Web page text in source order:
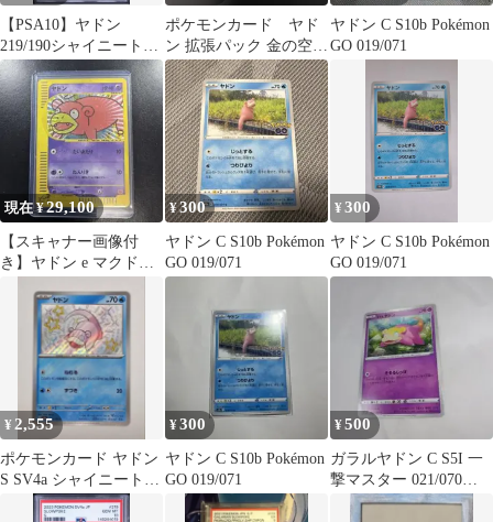
【PSA10】ヤドン
219/190シャイニートレ
ジャーex S 色違い
ポケモンカード ヤド
ン 拡張パック 金の空、
銀の海 040/106 8s
ヤドン C S10b Pokémon
GO 019/071
現在 ¥29,100
【スキャナー画像付
き】ヤドン e マクドナ
¥300
ヤドン C S10b Pokémon
GO 019/071
¥300
ヤドン C S10b Pokémon
GO 019/071
¥ 2,555
ポケモンカード ヤドン
S SV4a シャイニートレ
ジャーex219/190美品
¥300
ヤドン C S10b Pokémon
GO 019/071
¥500
ガラルヤドン C S5I 一
撃マスター 021/070
Pokémon 新品